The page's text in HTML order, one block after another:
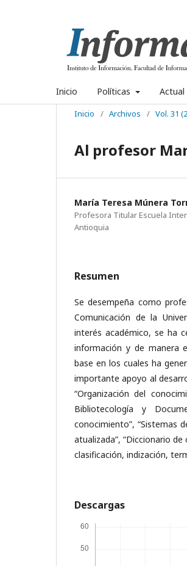
Inicio Políticas Actual
Inicio / Archivos / Vol. 31
Al profesor
María Teresa Múnera
Profesora Titular Escuela
Antioquia
Resumen
Se desempeña como
Comunicación de la
interés académico, se ha
información y de manera
base en los cuales ha
importante apoyo al
“Organización del
Bibliotecología y
conocimiento”, “Sistemas
atualizada”, “Diccionario
clasificación, indización,
Descargas